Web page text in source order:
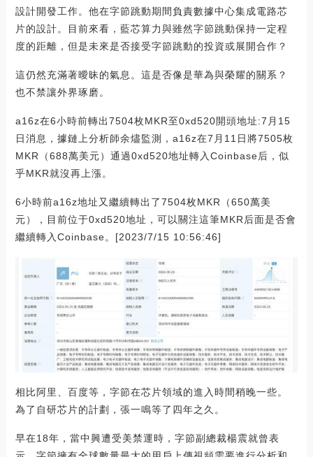
設計開發工作。他在字節跳動期間負責數據中心集成電路芯
片的設計。目前來看，藍芯算力與雖然字節跳動保持一定程
度的距離，但是未來是否接受字節跳動的投資或展開合作？
這仍然充滿著曖昧的氣息。這是否像是華為與榮耀的關系？
也不禁讓外界琢磨。
a16z在6小時前轉出7504枚MKR至0xd520開頭地址:7月15
日消息，據鏈上分析師余燼監測，a16z在7月11日將7505枚
MKR（688萬美元）通過0xd520地址轉入Coinbase后，似
乎MKR就沒再上漲。
6小時前a16z地址又繼續轉出了7504枚MKR（650萬美
元），目前位于0xd520地址，可以關注這筆MKR后面是否會
繼續轉入Coinbase。[2023/7/15 10:56:46]
相比阿里、百度等，字節在芯片領域的進入時間稍晚一些。
為了自研芯片的計劃，張一鳴等了四年之久。
早在18年，當中興遭受美禁運時，字節副總裁楊震就曾表